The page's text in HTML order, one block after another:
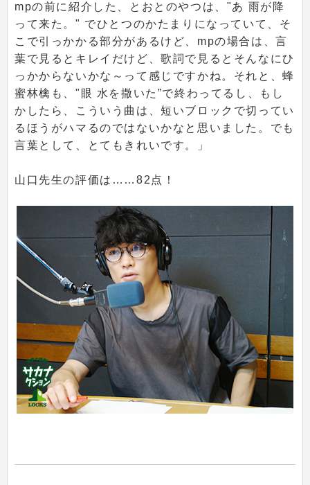
mpの前に紹介した、とおとのやつは、"あ 雨が降
って来た。" でひとつのかたまりになっていて、そ
こで引っかかる部分があるけど、mpの場合は、言
葉で見るとキレイだけど、歌詞で見るとそんなにひ
っかからないかな～って感じですかね。それと、蜂
蜜林檎も、"眼 水を撒いた”で終わってるし、もし
かしたら、こういう曲は、短いブロックで切ってい
るほうがハマるのではないかなと思いました。でも
言葉として、とてもきれいです。」
山口先生の評価は……82点！